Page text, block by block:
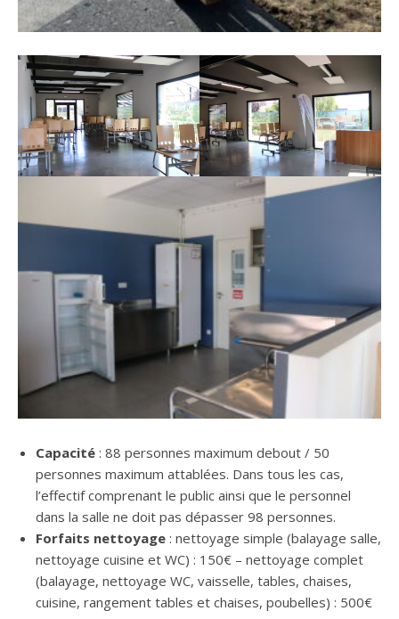
Capacité : 88 personnes maximum debout / 50
personnes maximum attablées. Dans tous les cas,
l’effectif comprenant le public ainsi que le personnel
dans la salle ne doit pas dépasser 98 personnes.
Forfaits nettoyage : nettoyage simple (balayage salle,
nettoyage cuisine et WC) : 150€ – nettoyage complet
(balayage, nettoyage WC, vaisselle, tables, chaises,
cuisine, rangement tables et chaises, poubelles) : 500€